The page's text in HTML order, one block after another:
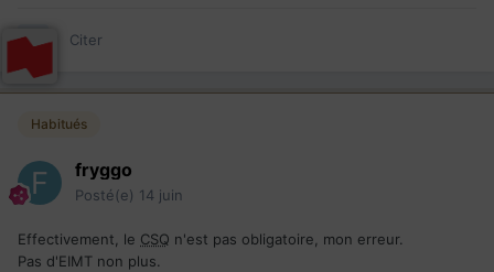
Citer
Habitués
fryggo
Posté(e) 14 juin
Effectivement, le CSQ n'est pas obligatoire, mon erreur.
Pas d'EIMT non plus.